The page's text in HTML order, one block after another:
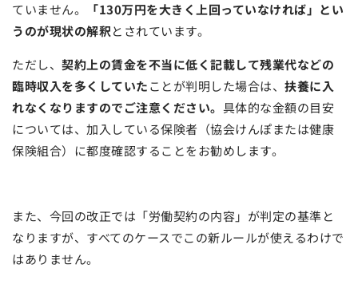
ていません。
「130万円を大きく上回っていなければ」とい
うのが現状の解釈とされています。
ただし、 契約上の賃金を不当に低く記載して残業代などの
臨時収入を多くしていたことが判明した場合は、 扶養に入
れなくなりますのでご注意ください。 具体的な金額の目安
については、加入している保険者（協会けんぽまたは健康
保険組合）に都度確認することをお勧めします。
また、今回の改正では「労働契約の内容」が判定の基準と
なりますが、すべてのケースでこの新ルールが使えるわけで
はありません。